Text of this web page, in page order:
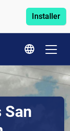
Installer
San